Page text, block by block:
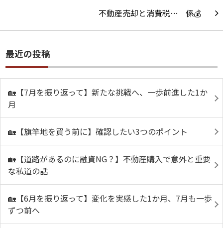
不動産売却と消費税…
最近の投稿
🏡【7月を振り返って】新たな挑戦へ、一歩前進した1か
月
🏡【旗竿地を買う前に】確認したい3つのポイント
🏡【道路があるのに融資NG？】不動産購入で意外と重要
な私道の話
🏡【6月を振り返って】変化を実感した1か月、7月も一歩
ずつ前へ